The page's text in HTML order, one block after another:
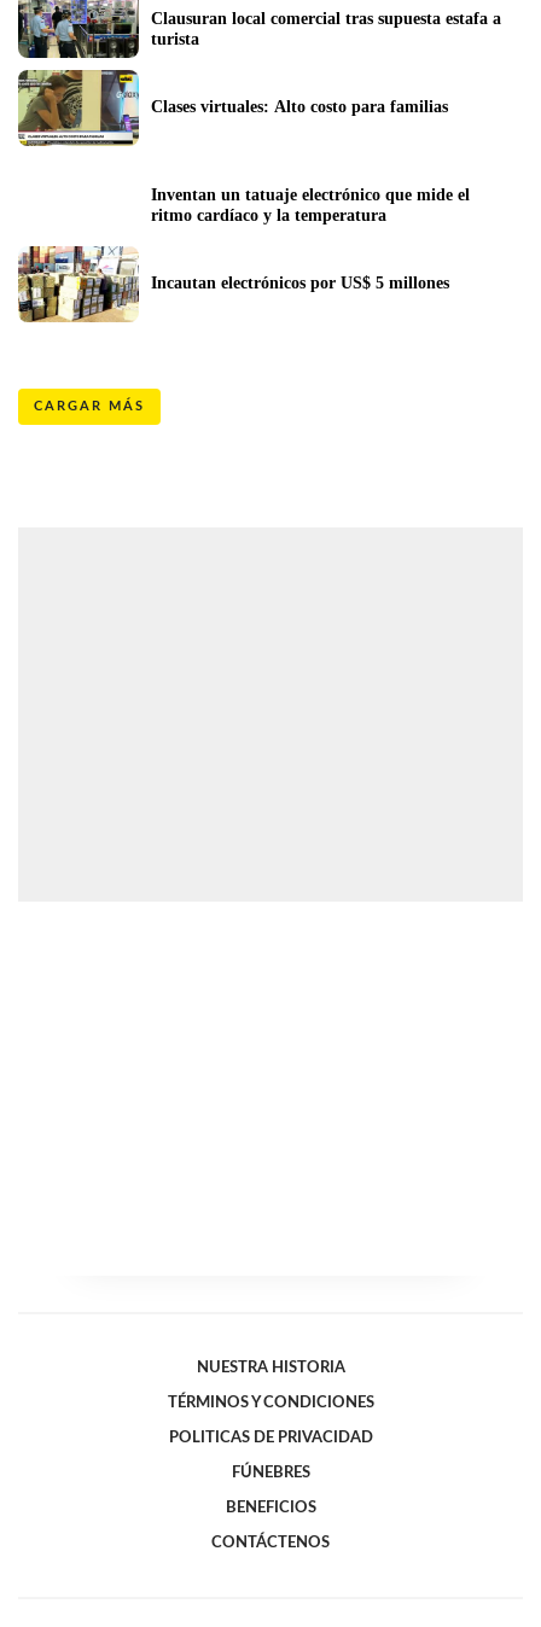
Clausuran local comercial tras supuesta estafa a
turista
Clases virtuales: Alto costo para familias
Inventan un tatuaje electrónico que mide el
ritmo cardíaco y la temperatura
Incautan electrónicos por US$ 5 millones
CARGAR MÁS
NUESTRA HISTORIA
TÉRMINOS Y CONDICIONES
POLITICAS DE PRIVACIDAD
FÚNEBRES
BENEFICIOS
CONTÁCTENOS